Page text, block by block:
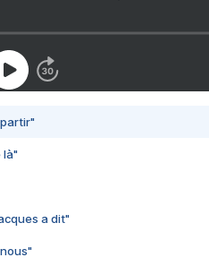
là"
a dit"